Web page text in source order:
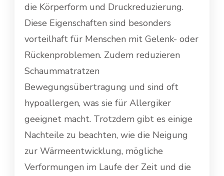
die Körperform und Druckreduzierung.
Diese Eigenschaften sind besonders
vorteilhaft für Menschen mit Gelenk- oder
Rückenproblemen. Zudem reduzieren
Schaummatratzen
Bewegungsübertragung und sind oft
hypoallergen, was sie für Allergiker
geeignet macht. Trotzdem gibt es einige
Nachteile zu beachten, wie die Neigung
zur Wärmeentwicklung, mögliche
Verformungen im Laufe der Zeit und die